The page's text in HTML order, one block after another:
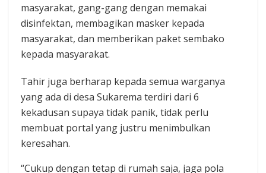
masyarakat, gang-gang dengan memakai
disinfektan, membagikan masker kepada
masyarakat, dan memberikan paket sembako
kepada masyarakat.
Tahir juga berharap kepada semua warganya
yang ada di desa Sukarema terdiri dari 6
kekadusan supaya tidak panik, tidak perlu
membuat portal yang justru menimbulkan
keresahan.
“Cukup dengan tetap di rumah saja, jaga pola